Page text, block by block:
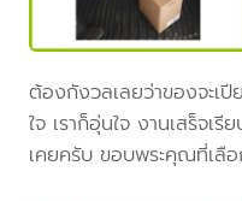
ต้องกังวลเลยว่าของจะเ
ใจ เราก็อุ่นใจ งานเสร็จเ
เคยครับ ขอบพระคุณที่เลือ